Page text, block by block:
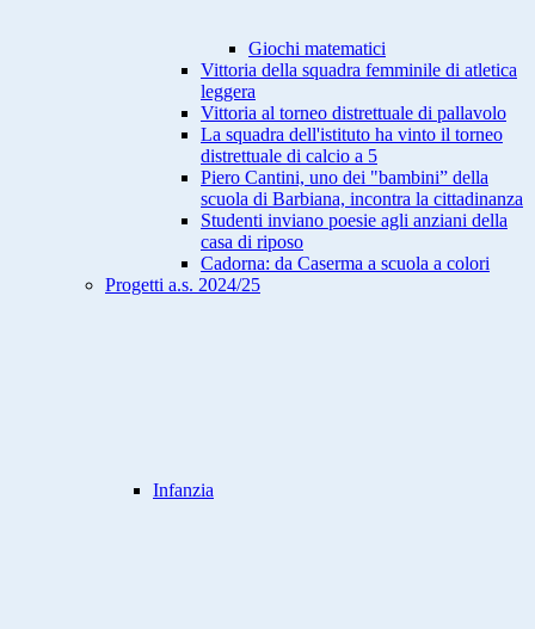
Giochi matematici
Vittoria della squadra femminile di atletica
leggera
Vittoria al torneo distrettuale di pallavolo
La squadra dell'istituto ha vinto il torneo
distrettuale di calcio a 5
Piero Cantini, uno dei "bambini” della
scuola di Barbiana, incontra la cittadinanza
Studenti inviano poesie agli anziani della
casa di riposo
Cadorna: da Caserma a scuola a colori
Progetti a.s. 2024/25
Infanzia